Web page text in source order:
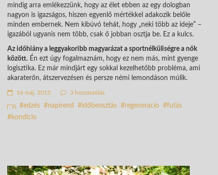
mindig arra emlékezzünk, hogy az élet ebben az egy dologban
nagyon is igazságos, hiszen egyenlő mértékkel adakozik belőle
minden embernek. Nem kibúvó tehát, hogy „neki több az ideje” –
igazából ugyanis nem több, csak ő jobban osztja be. Ez a kulcs.
Az időhiány a leggyakoribb magyarázat a sportnélküliségre a nők
között. Én ezt úgy fogalmaznám, hogy ez nem más, mint gyenge
logisztika. Ez már mindjárt egy sokkal kezelhetőbb probléma, ami
akaraterőn, átszervezésen és persze némi lemondáson múlik.
16 máj. 2015 3 hozzászólás
edzés napirend időbeosztás regeneracio
futás
kondicio